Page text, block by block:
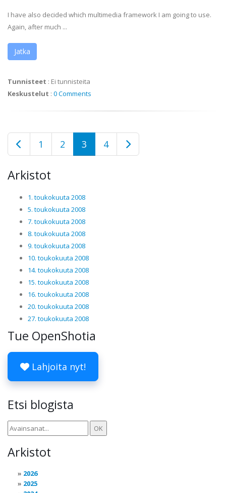
I have also decided which multimedia framework I am going to use.
Again, after much ...
Jatka
Tunnisteet : Ei tunnisteita
Keskustelut : 0 Comments
1 2 3 4
Arkistot
1. toukokuuta 2008
5. toukokuuta 2008
7. toukokuuta 2008
8. toukokuuta 2008
9. toukokuuta 2008
10. toukokuuta 2008
14. toukokuuta 2008
15. toukokuuta 2008
16. toukokuuta 2008
20. toukokuuta 2008
27. toukokuuta 2008
Tue OpenShotia
Lahjoita nyt!
Etsi blogista
Arkistot
2026
2025